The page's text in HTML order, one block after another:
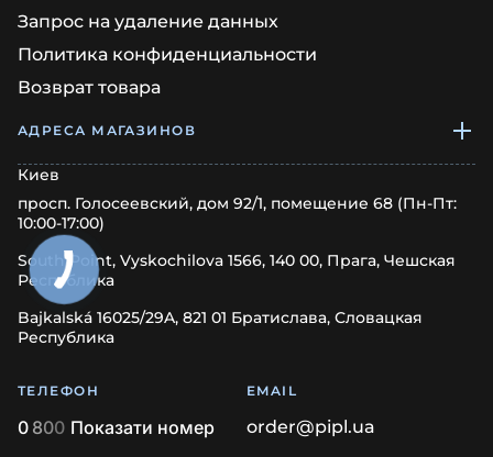
Запрос на удаление данных
Политика конфиденциальности
Возврат товара
АДРЕСА МАГАЗИНОВ
Киев
просп. Голосеевский, дом 92/1, помещение 68 (Пн-Пт:
10:00-17:00)
South Point, Vyskochilova 1566, 140 00, Прага, Чешская
Республика
Bajkalská 16025/29A, 821 01 Братислава, Словацкая
Республика
ТЕЛЕФОН
0 800 Показати номер
EMAIL
order@pipl.ua